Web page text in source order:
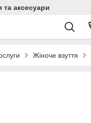
та аксесуари
Жіноче взуття